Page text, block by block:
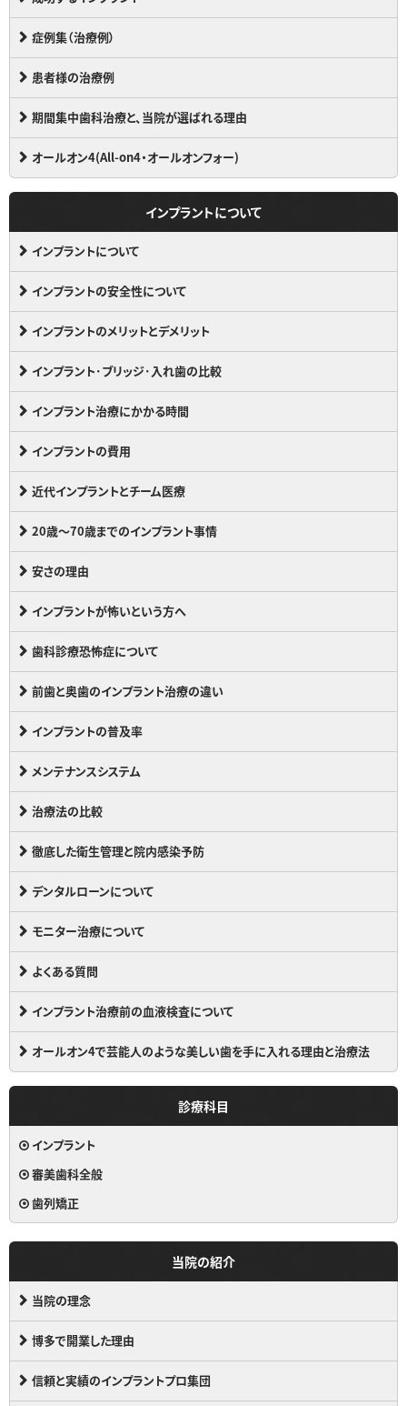
症例集（治療例）
患者様の治療例
期間集中歯科治療と、当院が選ばれる理由
オールオン4(All-on4・オールオンフォー)
インプラントについて
インプラントについて
インプラントの安全性について
インプラントのメリットとデメリット
インプラント･ブリッジ･入れ歯の比較
インプラント治療にかかる時間
インプラントの費用
近代インプラントとチーム医療
20歳～70歳までのインプラント事情
安さの理由
インプラントが怖いという方へ
歯科診療恐怖症について
前歯と奥歯のインプラント治療の違い
インプラントの普及率
メンテナンスシステム
治療法の比較
徹底した衛生管理と院内感染予防
デンタルローンについて
モニター治療について
よくある質問
インプラント治療前の血液検査について
オールオン4で芸能人のような美しい歯を手に入れる理由と治療法
診療科目
インプラント
審美歯科全般
歯列矯正
当院の紹介
当院の理念
博多で開業した理由
信頼と実績のインプラントプロ集団